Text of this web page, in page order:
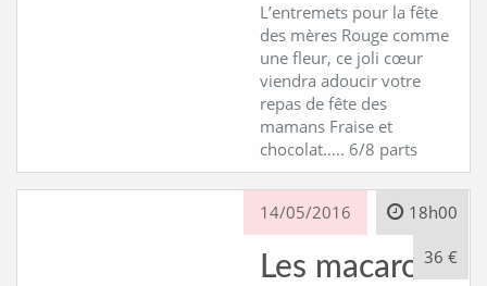
L’entremets pour la fête
des mères Rouge comme
une fleur, ce joli cœur
viendra adoucir votre
repas de fête des
mamans Fraise et
chocolat….. 6/8 parts
14/05/2016 18h00
36 €
Les macarons